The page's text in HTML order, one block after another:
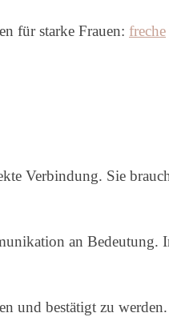
für starke Frauen: freche
Verbindung. Sie
an Bedeutung.
und bestätigt zu werden.